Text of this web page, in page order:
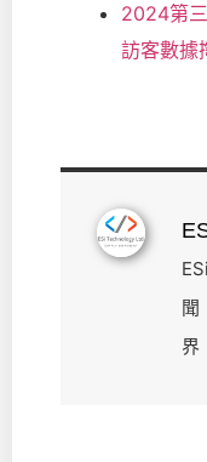
2024第
訪客數據
聞
界